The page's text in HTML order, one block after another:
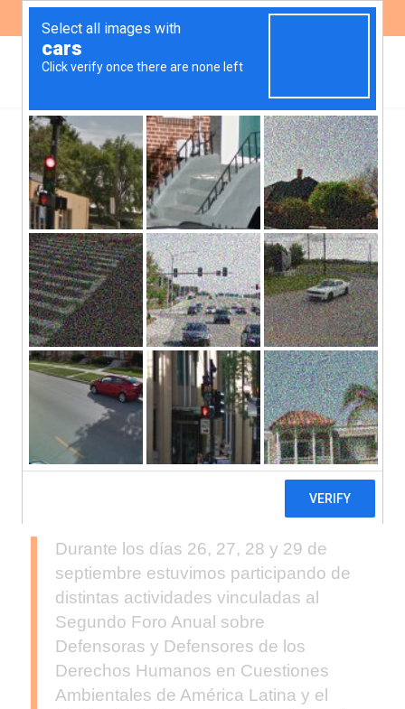
Participamos del 2° Foro
sobre Defensoras y
Defensores Ambientales
de América Latina y el
Caribe
Durante los días 26, 27, 28 y 29 de
septiembre estuvimos participando de
distintas actividades vinculadas al
Segundo Foro Anual sobre
Defensoras y Defensores de los
Derechos Humanos en Cuestiones
Ambientales de América Latina y el